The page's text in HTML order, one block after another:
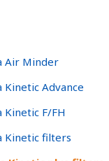
Air Minder
Kinetic Advance
Kinetic F/FH
Kinetic filters